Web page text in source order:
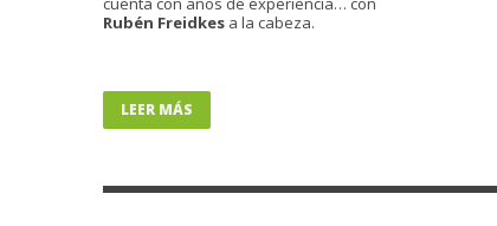
Rubén Freidkes a la cabeza.
LEER MÁS